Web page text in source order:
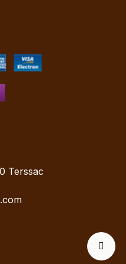
Terssac